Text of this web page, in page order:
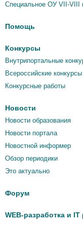
Специальное ОУ VII-VIII
Помощь
Конкурсы
Внутрипортальные
Всероссийские конкурсы
Конкурсные работы
Новости
Новости образования
Новости портала
Новостной информер
Обзор периодики
Это актуально
Форум
WEB-разработка и